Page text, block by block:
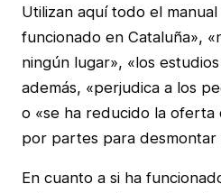
Utilizan aquí todo el
funcionado en Cataluña»,
ningún lugar», «los
además, «perjudica a los
o «se ha reducido la oferta
por partes para desmontar
En cuanto a si ha